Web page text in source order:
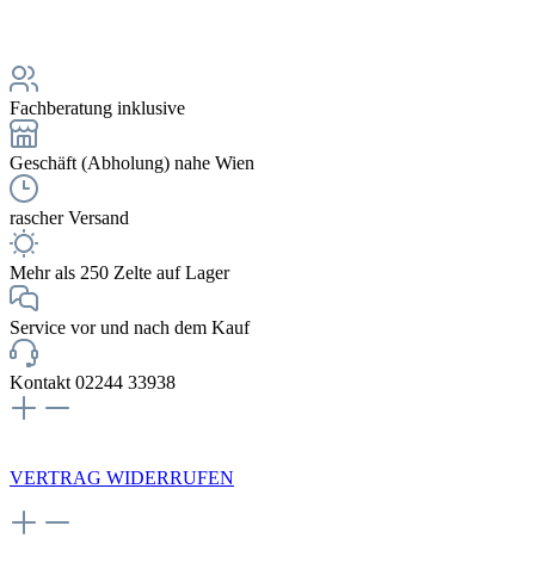
Fachberatung inklusive
Geschäft (Abholung) nahe Wien
rascher Versand
Mehr als 250 Zelte auf Lager
Service vor und nach dem Kauf
Kontakt 02244 33938
VERTRAG WIDERRUFEN